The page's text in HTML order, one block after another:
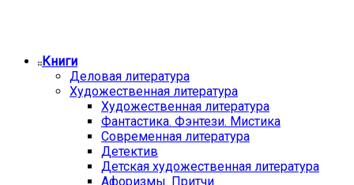
Книги
Деловая литература
Художественная литература
Художественная литература
Фантастика. Фэнтези. Мистика
Современная литература
Детектив
Детская художественная литература
Афоризмы. Притчи